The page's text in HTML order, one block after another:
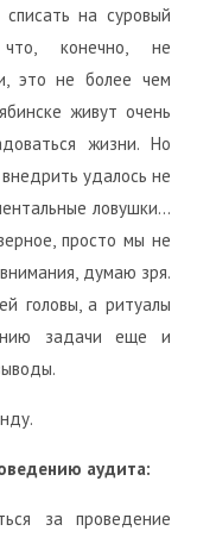
на суровый
конечно, не
это не более чем
живут очень
жизни. Но
удалось не
ловушки…
просто мы не
думаю зря.
головы, а ритуалы
задачи еще и
аудита:
за проведение